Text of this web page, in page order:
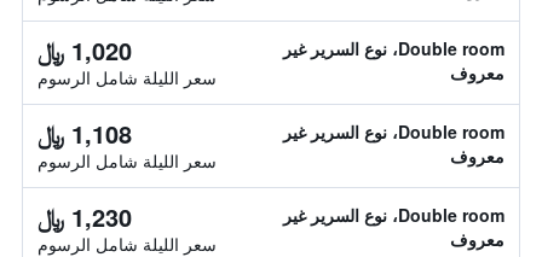
Double room، نوع السرير غير
معروف
1,020 ﷼
سعر الليلة شامل الرسوم
Double room، نوع السرير غير
معروف
1,108 ﷼
سعر الليلة شامل الرسوم
Double room، نوع السرير غير
معروف
1,230 ﷼
سعر الليلة شامل الرسوم